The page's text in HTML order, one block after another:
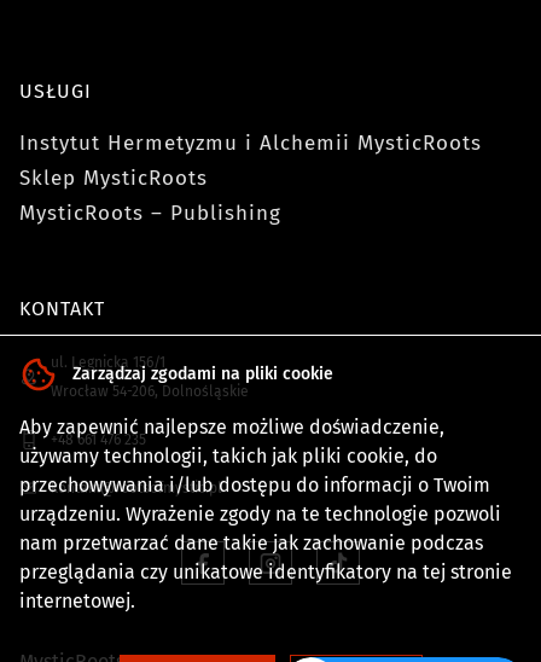
Zarządzaj zgodami na pliki cookie
Aby zapewnić najlepsze możliwe doświadczenie,
używamy technologii, takich jak pliki cookie, do
przechowywania i/lub dostępu do informacji o Twoim
urządzeniu. Wyrażenie zgody na te technologie pozwoli
nam przetwarzać dane takie jak zachowanie podczas
przeglądania czy unikatowe identyfikatory na tej stronie
internetowej.
KONTAKT
ul. Legnicka 156/1
Wrocław 54-206, Dolnośląskie
+48 661 476 235
kontakt@rootsofmystic.pl
USŁUGI
Instytut Hermetyzmu i Alchemii MysticRoots
Sklep MysticRoots
MysticRoots – Publishing